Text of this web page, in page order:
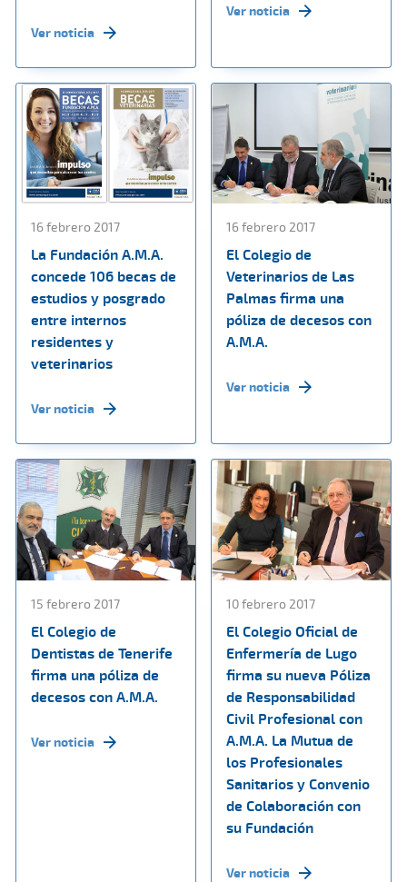
Ver noticia
Ver noticia
16 febrero 2017
La Fundación A.M.A.
concede 106 becas de
estudios y posgrado
entre internos
residentes y
veterinarios
Ver noticia
16 febrero 2017
El Colegio de
Veterinarios de Las
Palmas firma una
póliza de decesos con
A.M.A.
Ver noticia
15 febrero 2017
El Colegio de
Dentistas de Tenerife
firma una póliza de
decesos con A.M.A.
Ver noticia
10 febrero 2017
El Colegio Oficial de
Enfermería de Lugo
firma su nueva Póliza
de Responsabilidad
Civil Profesional con
A.M.A. La Mutua de
los Profesionales
Sanitarios y Convenio
de Colaboración con
su Fundación
Ver noticia